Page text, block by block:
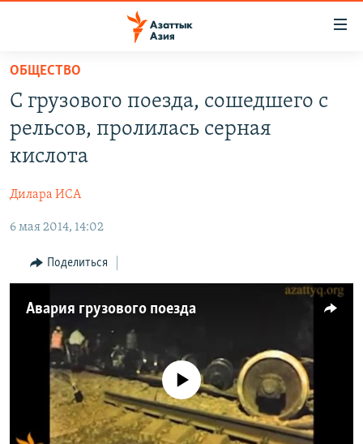
Вернуться
основному
содержанию
Вернутся
главной
навигации
Вернутся
поиску
КАЗАХСТАН
ТАДЖИКИСТАН
НОВОСТИ
ВОЙНА В УКРАИНЕ
ҚАЗАҚША
КЫРГЫЗЧА
ЎЗБЕКЧА
TÜRKMENÇE
ОБЩЕСТВО
С грузового поезда, сошедшего с
рельсов, пролилась серная
кислота
Дилара ИСА
6 мая 2014, 14:02
Поделиться
Авария грузового поезда
No media source currently available